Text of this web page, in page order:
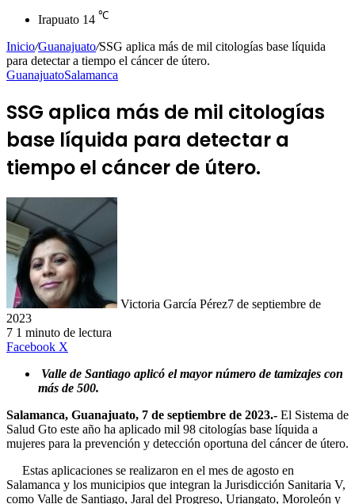
Irapuato 14 ℃
Inicio/Guanajuato/SSG aplica más de mil citologías base líquida
para detectar a tiempo el cáncer de útero.
GuanajuatoSalamanca
SSG aplica más de mil citologías
base líquida para detectar a
tiempo el cáncer de útero.
Victoria García Pérez7 de septiembre de
2023
7 1 minuto de lectura
Facebook X
Valle de Santiago aplicó el mayor número de tamizajes con
más de 500.
Salamanca, Guanajuato, 7 de septiembre de 2023.- El Sistema de
Salud Gto este año ha aplicado mil 98 citologías base líquida a
mujeres para la prevención y detección oportuna del cáncer de útero.
Estas aplicaciones se realizaron en el mes de agosto en
Salamanca y los municipios que integran la Jurisdicción Sanitaria V,
como Valle de Santiago, Jaral del Progreso, Uriangato, Moroleón y